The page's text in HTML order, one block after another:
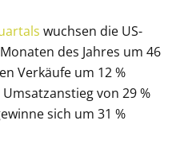
wuchsen die US-
des Jahres um 46
Verkäufe um 12 %
von 29 %
sich um 31 %